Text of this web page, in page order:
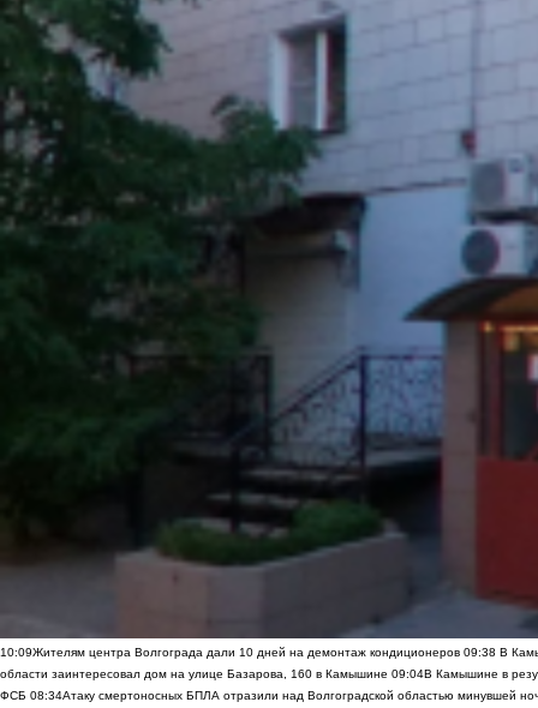
10:09Жителям центра Волгограда дали 10 дней на демонтаж кондиционеров 09:38 В
области заинтересовал дом на улице Базарова, 160 в Камышине 09:04В Камышине в
ФСБ 08:34Атаку смертоносных БПЛА отразили над Волгоградской областью минувшей